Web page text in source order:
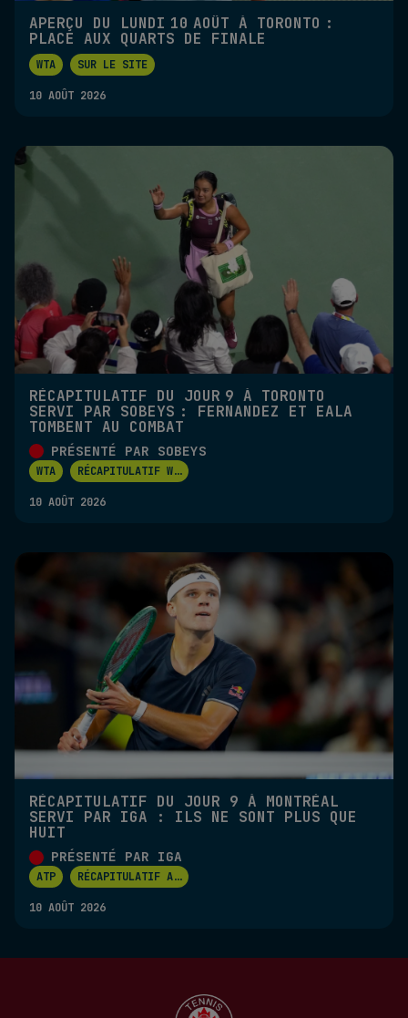
APERÇU DU LUNDI 10 AOÛT À TORONTO :
PLACE AUX QUARTS DE FINALE
WTA SUR LE SITE
10 AOÛT 2026
RÉCAPITULATIF DU JOUR 9 À TORONTO
SERVI PAR SOBEYS : FERNANDEZ ET EALA
TOMBENT AU COMBAT
PRÉSENTÉ PAR SOBEYS
WTA RÉCAPITULATIF W...
10 AOÛT 2026
RÉCAPITULATIF DU JOUR 9 À MONTRÉAL
SERVI PAR IGA : ILS NE SONT PLUS QUE
HUIT
PRÉSENTÉ PAR IGA
ATP RÉCAPITULATIF A...
10 AOÛT 2026